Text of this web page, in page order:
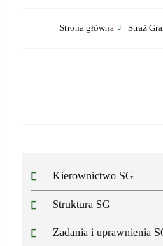
Strona główna Straż
Kierownictwo SG
Struktura SG
Zadania i uprawnienia